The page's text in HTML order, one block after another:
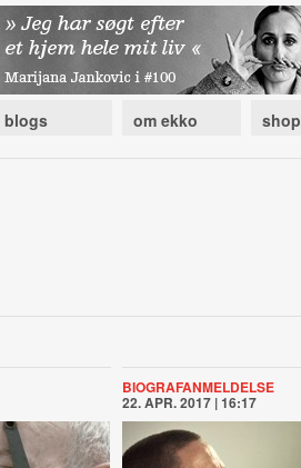
blogs om ekko shop
BIOGRAFANMELDELSE
22. APR. 2017 | 16:17